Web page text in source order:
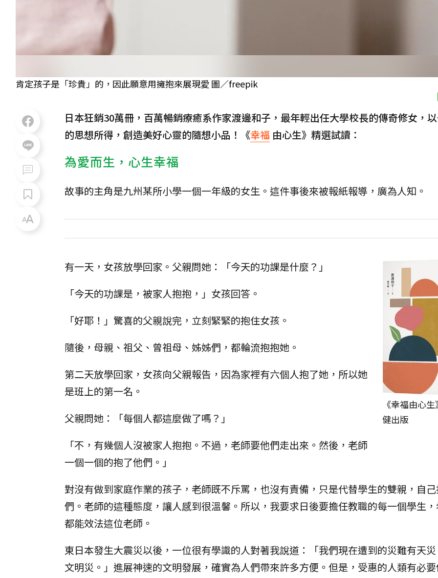
肯定孩子是「珍貴」的，因此願意用擁抱來展現愛 圖／freepik
日本狂銷30萬冊，百萬暢銷療癒系作家渡邊和子，最年輕出任大學校長的傳奇修女，
的思想所得，創造美好心靈的隨想小品！《幸福 由心生》精選試讀：
為愛而生，心生幸福
故事的主角是九州某所小學一個一年級的女生。這件事後來被報紙報導，廣為人知。
《幸福由心
健出版
有一天，女孩放學回家。父親問她：「今天的功課是什麼？」
「今天的功課是，被家人抱抱，」女孩回答。
「好耶！」驚喜的父親說完，立刻緊緊的抱住女孩。
隨後，母親、祖父、曾祖母、姊姊們，都輪流抱抱她。
第二天放學回家，女孩向父親報告，因為家裡有六個人抱了她，所以她
是班上的第一名。
父親問她：「每個人都這麼做了嗎？」
「不，有幾個人沒被家人抱抱。不過，老師要他們走出來。然後，老師
一個一個的抱了他們。」
對沒有做到家庭作業的孩子，老師既不斥罵，也沒有責備，只是代替學生的雙親，自
們。老師的這種態度，讓人感到很溫馨。所以，我要求日後要擔任教職的每一個學生
都能效法這位老師。
東日本發生大震災以後，一位很有學識的人對著我說道：「我們現在遭到的災難有天
文明災。」進展神速的文明發展，確實為人們帶來許多方便。但是，受惠的人類有必